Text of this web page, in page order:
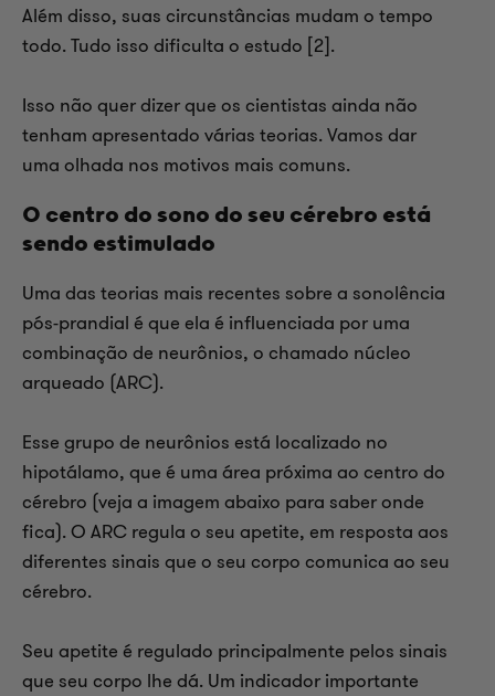
Além disso, suas circunstâncias mudam o tempo
todo. Tudo isso dificulta o estudo [2].
Isso não quer dizer que os cientistas ainda não
tenham apresentado várias teorias. Vamos dar
uma olhada nos motivos mais comuns.
O centro do sono do seu cérebro está
sendo estimulado
Uma das teorias mais recentes sobre a sonolência
pós-prandial é que ela é influenciada por uma
combinação de neurônios, o chamado núcleo
arqueado (ARC).
Esse grupo de neurônios está localizado no
hipotálamo, que é uma área próxima ao centro do
cérebro (veja a imagem abaixo para saber onde
fica). O ARC regula o seu apetite, em resposta aos
diferentes sinais que o seu corpo comunica ao seu
cérebro.
Seu apetite é regulado principalmente pelos sinais
que seu corpo lhe dá. Um indicador importante